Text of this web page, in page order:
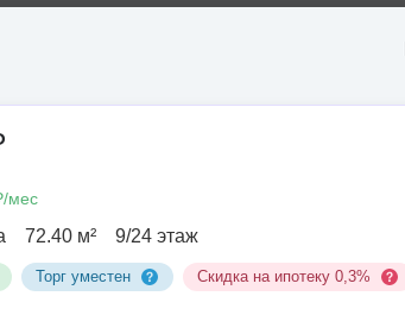
мес
72.40 м² 9/24 этаж
Торг уместен Скидка на ипотеку 0,3%